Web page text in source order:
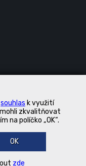
souhlas k využití
zkvalitňovat
na políčko „OK“.
OK
zde